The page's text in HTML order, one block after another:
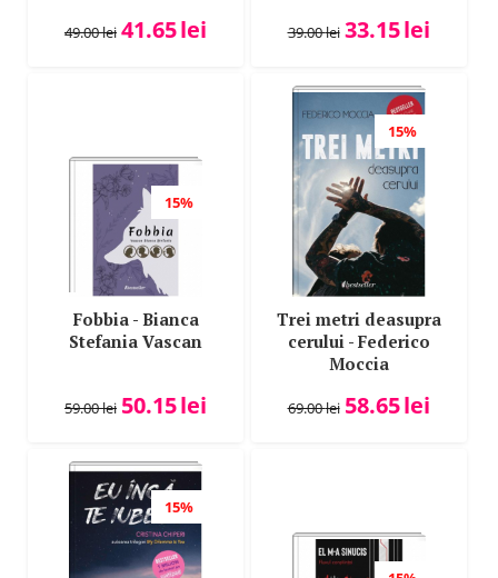
Sufletescu
49.00lei 41.65lei 39.00lei 33.15lei
15%
Fobbia - Bianca
Stefania Vascan
59.00lei 50.15lei
15%
Trei metri deasupra
cerului - Federico
Moccia
69.00lei 58.65lei
15%